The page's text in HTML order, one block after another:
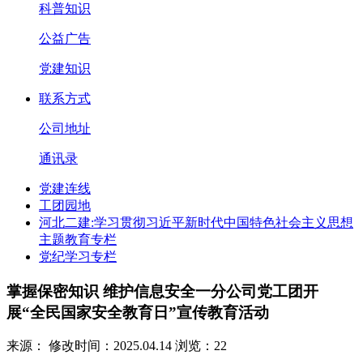
科普知识
公益广告
党建知识
联系方式
公司地址
通讯录
党建连线
工团园地
河北二建:学习贯彻习近平新时代中国特色社会主义思想
主题教育专栏
党纪学习专栏
掌握保密知识 维护信息安全一分公司党工团开
展“全民国家安全教育日”宣传教育活动
来源： 修改时间：2025.04.14 浏览：22